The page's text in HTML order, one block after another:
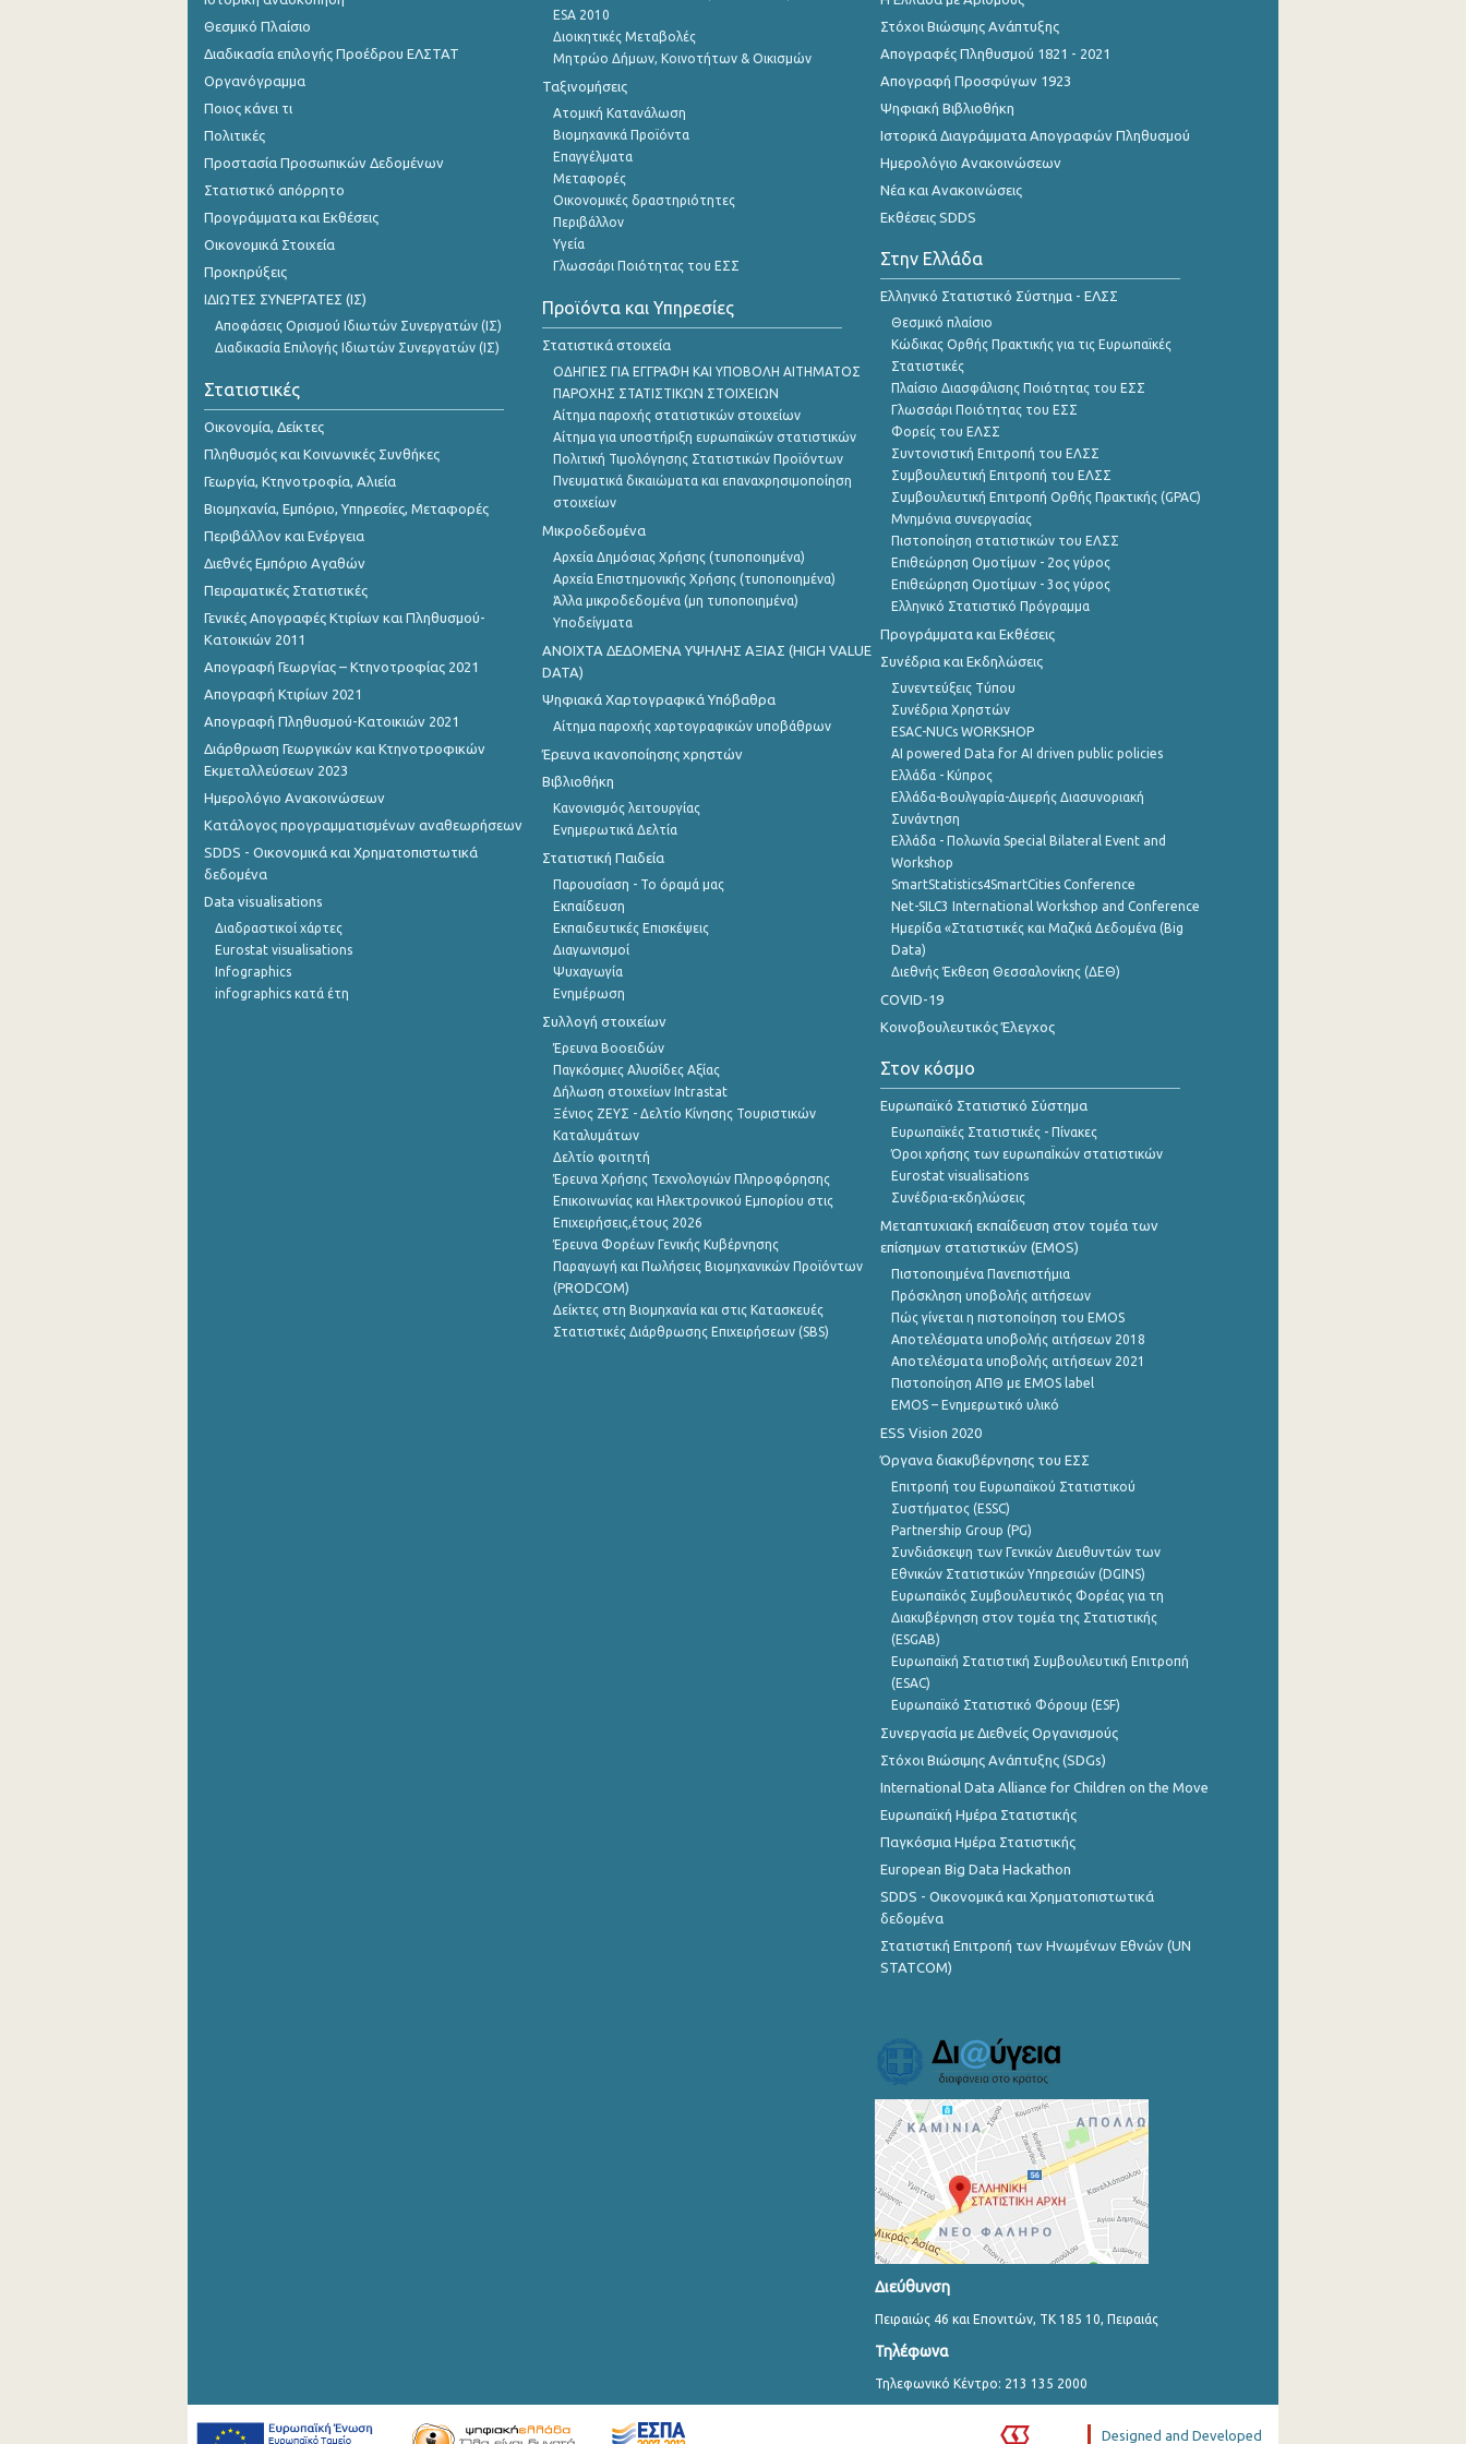
3o Τρίμηνο 2021
1o Τρίμηνο 2021
3o Τρίμηνο 2020
2o Τρίμηνο 2020
1o Τρίμηνο 2020
4o Τρίμηνο 2019
3o Τρίμηνο 2019
2o Τρίμηνο 2019
1o Τρίμηνο 2019
4o Τρίμηνο 2018
3o Τρίμηνο 2018
2o Τρίμηνο 2018
1o Τρίμηνο 2018
4o Τρίμηνο 2017
3o Τρίμηνο 2017
2o Τρίμηνο 2017
4o Τρίμηνο 2016
2o Τρίμηνο 2016
1o Τρίμηνο 2016
4o Τρίμηνο 2015
3o Τρίμηνο 2015
Θεσμικό Πλαίσιο
Διαδικασία επιλογής Προέδρου ΕΛΣΤΑΤ
Οργανόγραμμα
Ποιος κάνει τι
Πολιτικές
Προστασία Προσωπικών Δεδομένων
Στατιστικό απόρρητο
Προγράμματα και Εκθέσεις
Οικονομικά Στοιχεία
Προκηρύξεις
ΙΔΙΩΤΕΣ ΣΥΝΕΡΓΑΤΕΣ (ΙΣ)
Αποφάσεις Ορισμού Ιδιωτών Συνεργατών (ΙΣ)
Διαδικασία Επιλογής Ιδιωτών Συνεργατών (ΙΣ)
Στατιστικές
Οικονομία, Δείκτες
Πληθυσμός και Κοινωνικές Συνθήκες
Γεωργία, Κτηνοτροφία, Αλιεία
Βιομηχανία, Εμπόριο, Υπηρεσίες, Μεταφορές
Περιβάλλον και Ενέργεια
Διεθνές Εμπόριο Αγαθών
Πειραματικές Στατιστικές
Γενικές Απογραφές Κτιρίων και Πληθυσμού-
Κατοικιών 2011
Απογραφή Γεωργίας – Κτηνοτροφίας 2021
Απογραφή Κτιρίων 2021
Απογραφή Πληθυσμού-Κατοικιών 2021
Διάρθρωση Γεωργικών και Κτηνοτροφικών
Εκμεταλλεύσεων 2023
Ημερολόγιο Ανακοινώσεων
Κατάλογος προγραμματισμένων αναθεωρήσεων
SDDS - Οικονομικά και Χρηματοπιστωτικά
δεδομένα
Data visualisations
Διαδραστικοί χάρτες
Eurostat visualisations
Infographics
infographics κατά έτη
ESA 2010
Διοικητικές Μεταβολές
Μητρώο Δήμων, Κοινοτήτων & Οικισμών
Ταξινομήσεις
Ατομική Κατανάλωση
Βιομηχανικά Προϊόντα
Επαγγέλματα
Μεταφορές
Οικονομικές δραστηριότητες
Περιβάλλον
Υγεία
Γλωσσάρι Ποιότητας του ΕΣΣ
Προϊόντα και Υπηρεσίες
Στατιστικά στοιχεία
ΟΔΗΓΙΕΣ ΓΙΑ ΕΓΓΡΑΦΗ ΚΑΙ ΥΠΟΒΟΛΗ ΑΙΤΗΜΑΤΟΣ
ΠΑΡΟΧΗΣ ΣΤΑΤΙΣΤΙΚΩΝ ΣΤΟΙΧΕΙΩΝ
Αίτημα παροχής στατιστικών στοιχείων
Αίτημα για υποστήριξη ευρωπαϊκών στατιστικών
Πολιτική Τιμολόγησης Στατιστικών Προϊόντων
Πνευματικά δικαιώματα και επαναχρησιμοποίηση
στοιχείων
Μικροδεδομένα
Αρχεία Δημόσιας Χρήσης (τυποποιημένα)
Αρχεία Επιστημονικής Χρήσης (τυποποιημένα)
Άλλα μικροδεδομένα (μη τυποποιημένα)
Υποδείγματα
ANOIXTA ΔΕΔΟΜΕΝΑ ΥΨΗΛΗΣ ΑΞΙΑΣ (HIGH VALUE
DATA)
Ψηφιακά Χαρτογραφικά Υπόβαθρα
Αίτημα παροχής χαρτογραφικών υποβάθρων
Έρευνα ικανοποίησης χρηστών
Βιβλιοθήκη
Κανονισμός λειτουργίας
Ενημερωτικά Δελτία
Στατιστική Παιδεία
Παρουσίαση - Το όραμά μας
Εκπαίδευση
Εκπαιδευτικές Επισκέψεις
Διαγωνισμοί
Ψυχαγωγία
Ενημέρωση
Συλλογή στοιχείων
Έρευνα Βοοειδών
Παγκόσμιες Αλυσίδες Αξίας
Δήλωση στοιχείων Intrastat
Ξένιος ΖΕΥΣ - Δελτίο Κίνησης Τουριστικών
Καταλυμάτων
Δελτίο φοιτητή
Έρευνα Χρήσης Τεχνολογιών Πληροφόρησης
Επικοινωνίας και Ηλεκτρονικού Εμπορίου στις
Επιχειρήσεις,έτους 2026
Έρευνα Φορέων Γενικής Κυβέρνησης
Παραγωγή και Πωλήσεις Βιομηχανικών Προϊόντων
(PRODCOM)
Δείκτες στη Βιομηχανία και στις Κατασκευές
Στατιστικές Διάρθρωσης Επιχειρήσεων (SBS)
Στόχοι Βιώσιμης Ανάπτυξης
Απογραφές Πληθυσμού 1821 - 2021
Απογραφή Προσφύγων 1923
Ψηφιακή Βιβλιοθήκη
Ιστορικά Διαγράμματα Απογραφών Πληθυσμού
Ημερολόγιο Ανακοινώσεων
Νέα και Ανακοινώσεις
Εκθέσεις SDDS
Στην Ελλάδα
Ελληνικό Στατιστικό Σύστημα - ΕΛΣΣ
Θεσμικό πλαίσιο
Κώδικας Ορθής Πρακτικής για τις Ευρωπαϊκές
Στατιστικές
Πλαίσιο Διασφάλισης Ποιότητας του ΕΣΣ
Γλωσσάρι Ποιότητας του ΕΣΣ
Φορείς του ΕΛΣΣ
Συντονιστική Επιτροπή του ΕΛΣΣ
Συμβουλευτική Επιτροπή του ΕΛΣΣ
Συμβουλευτική Επιτροπή Ορθής Πρακτικής (GPAC)
Μνημόνια συνεργασίας
Πιστοποίηση στατιστικών του ΕΛΣΣ
Επιθεώρηση Ομοτίμων - 2ος γύρος
Επιθεώρηση Ομοτίμων - 3ος γύρος
Ελληνικό Στατιστικό Πρόγραμμα
Προγράμματα και Εκθέσεις
Συνέδρια και Εκδηλώσεις
Συνεντεύξεις Τύπου
Συνέδρια Χρηστών
ESAC-NUCs WORKSHOP
AI powered Data for AI driven public policies
Ελλάδα - Κύπρος
Ελλάδα-Βουλγαρία-Διμερής Διασυνοριακή
Συνάντηση
Ελλάδα - Πολωνία Special Bilateral Event and
Workshop
SmartStatistics4SmartCities Conference
Net-SILC3 International Workshop and Conference
Ημερίδα «Στατιστικές και Μαζικά Δεδομένα (Big
Data)
Διεθνής Έκθεση Θεσσαλονίκης (ΔΕΘ)
COVID-19
Κοινοβουλευτικός Έλεγχος
Στον κόσμο
Ευρωπαϊκό Στατιστικό Σύστημα
Ευρωπαϊκές Στατιστικές - Πίνακες
Όροι χρήσης των ευρωπαΪκών στατιστικών
Eurostat visualisations
Συνέδρια-εκδηλώσεις
Μεταπτυχιακή εκπαίδευση στον τομέα των
επίσημων στατιστικών (EMOS)
Πιστοποιημένα Πανεπιστήμια
Πρόσκληση υποβολής αιτήσεων
Πώς γίνεται η πιστοποίηση του EMOS
Αποτελέσματα υποβολής αιτήσεων 2018
Αποτελέσματα υποβολής αιτήσεων 2021
Πιστοποίηση ΑΠΘ με EMOS label
EMOS – Ενημερωτικό υλικό
ESS Vision 2020
Όργανα διακυβέρνησης του ΕΣΣ
Επιτροπή του Ευρωπαϊκού Στατιστικού
Συστήματος (ESSC)
Partnership Group (PG)
Συνδιάσκεψη των Γενικών Διευθυντών των
Εθνικών Στατιστικών Υπηρεσιών (DGINS)
Ευρωπαϊκός Συμβουλευτικός Φορέας για τη
Διακυβέρνηση στον τομέα της Στατιστικής
(ESGAB)
Ευρωπαϊκή Στατιστική Συμβουλευτική Επιτροπή
(ESAC)
Ευρωπαϊκό Στατιστικό Φόρουμ (ESF)
Συνεργασία με Διεθνείς Οργανισμούς
Στόχοι Βιώσιμης Ανάπτυξης (SDGs)
International Data Alliance for Children on the Move
Ευρωπαϊκή Ημέρα Στατιστικής
Παγκόσμια Ημέρα Στατιστικής
European Big Data Hackathon
SDDS - Οικονομικά και Χρηματοπιστωτικά
δεδομένα
Στατιστική Επιτροπή των Ηνωμένων Εθνών (UN
STATCOM)
Διεύθυνση
Πειραιώς 46 και Επονιτών, ΤΚ 185 10, Πειραιάς
Τηλέφωνα
Τηλεφωνικό Κέντρο: 213 135 2000
Designed and Developed